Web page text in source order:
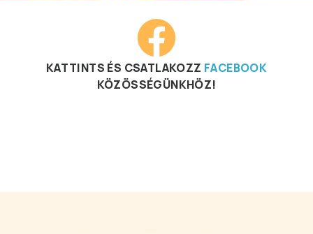
KATTINTS ÉS CSATLAKOZZ FACEBOOK
KÖZÖSSÉGÜNKHÖZ!